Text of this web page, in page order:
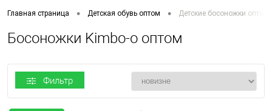
Главная страница • Детская обувь оптом • Детские босоножки оптом
Босоножки Kimbo-o оптом
Фильтр